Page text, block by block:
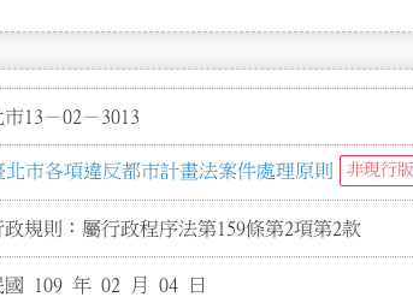
市13－02－3013
北市各項違反都市計畫法案件處理原則 非現行
政規則：屬行政程序法第159條第2項第2款
國 109 年 02 月 04 日